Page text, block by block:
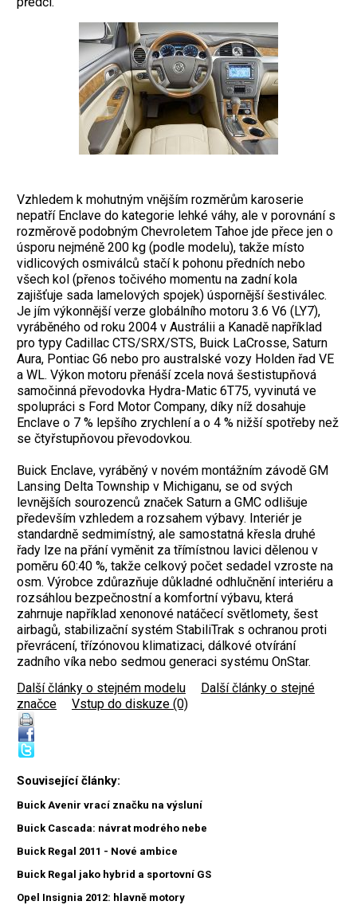
Vzhledem k mohutným vnějším rozměrům karoserie
nepatří Enclave do kategorie lehké váhy, ale v porovnání s
rozměrově podobným Chevroletem Tahoe jde přece jen o
úsporu nejméně 200 kg (podle modelu), takže místo
vidlicových osmiválců stačí k pohonu předních nebo
všech kol (přenos točivého momentu na zadní kola
zajišťuje sada lamelových spojek) úspornější šestiválec.
Je jím výkonnější verze globálního motoru 3.6 V6 (LY7),
vyráběného od roku 2004 v Austrálii a Kanadě například
pro typy Cadillac CTS/SRX/STS, Buick LaCrosse, Saturn
Aura, Pontiac G6 nebo pro australské vozy Holden řad VE
a WL. Výkon motoru přenáší zcela nová šestistupňová
samočinná převodovka Hydra-Matic 6T75, vyvinutá ve
spolupráci s Ford Motor Company, díky níž dosahuje
Enclave o 7 % lepšího zrychlení a o 4 % nižší spotřeby než
se čtyřstupňovou převodovkou.
Buick Enclave, vyráběný v novém montážním závodě GM
Lansing Delta Township v Michiganu, se od svých
levnějších sourozenců značek Saturn a GMC odlišuje
především vzhledem a rozsahem výbavy. Interiér je
standardně sedmimístný, ale samostatná křesla druhé
řady lze na přání vyměnit za třímístnou lavici dělenou v
poměru 60:40 %, takže celkový počet sedadel vzroste na
osm. Výrobce zdůrazňuje důkladné odhlučnění interiéru a
rozsáhlou bezpečnostní a komfortní výbavu, která
zahrnuje například xenonové natáčecí světlomety, šest
airbagů, stabilizační systém StabiliTrak s ochranou proti
převrácení, třízónovou klimatizaci, dálkové otvírání
zadního víka nebo sedmou generaci systému OnStar.
Další články o stejném modelu
Další články o stejné
značce
Vstup do diskuze (0)
Související články:
Buick Avenir vrací značku na výsluní
Buick Cascada: návrat modrého nebe
Buick Regal 2011 - Nové ambice
Buick Regal jako hybrid a sportovní GS
Opel Insignia 2012: hlavně motory